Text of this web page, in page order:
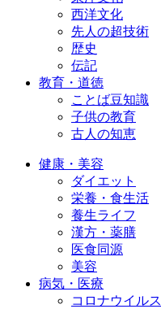
西洋文化
先人の超技術
歴史
伝記
教育・道徳
ことば豆知識
子供の教育
古人の知恵
健康・美容
ダイエット
栄養・食生活
養生ライフ
漢方・薬膳
医食同源
美容
病気・医療
コロナウイルス